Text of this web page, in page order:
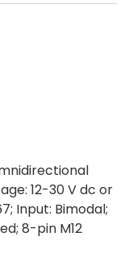
12-30 V dc or
Input: Bimodal;
8-pin M12